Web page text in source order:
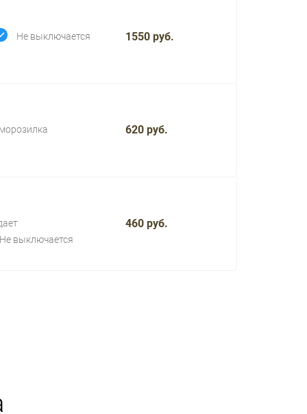
Не выключается 1550 руб.
620 руб.
Не выключается
460 руб.